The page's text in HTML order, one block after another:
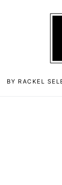
BY RACKEL